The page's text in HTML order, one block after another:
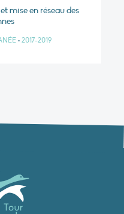
mise en réseau des
• 2017-2019